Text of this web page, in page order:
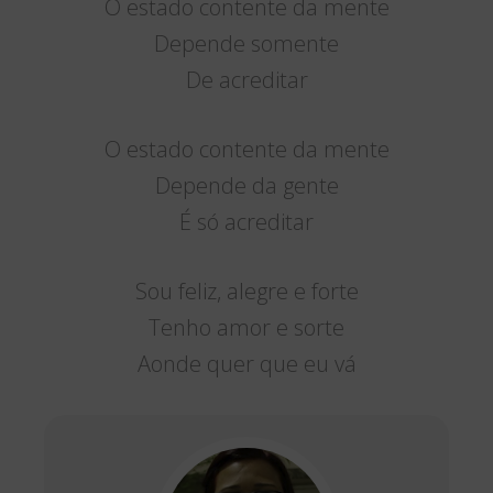
O estado contente da mente
Depende somente
De acreditar
O estado contente da mente
Depende da gente
É só acreditar
Sou feliz, alegre e forte
Tenho amor e sorte
Aonde quer que eu vá